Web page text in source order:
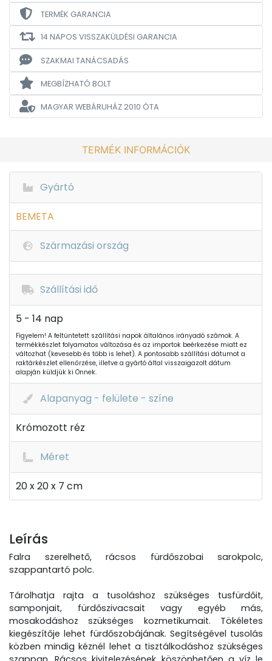
TERMÉK GARANCIA
14 NAPOS VISSZAKÜLDÉSI GARANCIA
SZAKMAI TANÁCSADÁS
MEGBÍZHATÓ BOLT
MAGYAR WEBÁRUHÁZ2010 ÓTA
TERMÉK INFORMÁCIÓK
Gyártó
BEMETA
Származási ország
Szállítási idő
5 - 14 nap
Figyelem! A feltüntetett szállítási napok általános irányadó számok. A
termékkészlet folyamatos változása és az importok beérkezése miatt ez
változhat (kevesebb és több is lehet). A pontosabb szállítási dátumot a
raktárkészlet ellenőrzése, illetve a gyártó által visszaigazolt dátum
alapján küldjük ki Önnek.
Alapanyag - felülete - színe
Krómozott réz
Méret
20 x 20 x 7 cm
Leírás
Falra szerelhető, rácsos fürdőszobai sarokpolc,
szappantartó polc.
Tárolhatja rajta a tusoláshoz szükséges tusfürdőit,
samponjait, fürdőszivacsait vagy egyéb más,
mosakodáshoz szükséges kozmetikumait. Tökéletes
kiegészítője lehet fürdőszobájának. Segítségével tusolás
közben mindig kéznél lehet a tisztálkodáshoz szükséges